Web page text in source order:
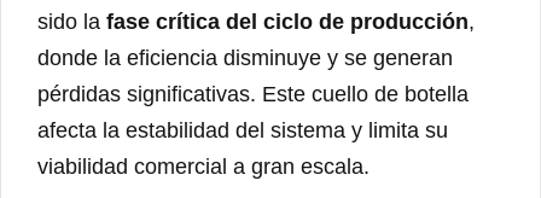
sido la fase crítica del ciclo de producción,
donde la eficiencia disminuye y se generan
pérdidas significativas. Este cuello de botella
afecta la estabilidad del sistema y limita su
viabilidad comercial a gran escala.